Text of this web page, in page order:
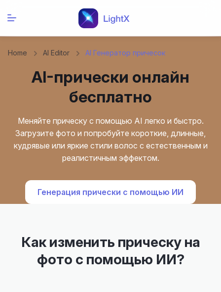
Home AI Editor AI Генератор причесок
AI-прически онлайн
бесплатно
Меняйте прическу с помощью AI легко и быстро.
Загрузите фото и попробуйте короткие, длинные,
кудрявые или яркие стили волос с естественным и
реалистичным эффектом.
Генерация прически с помощью ИИ
Как изменить прическу на
фото с помощью ИИ?